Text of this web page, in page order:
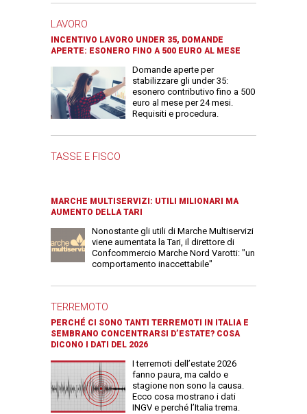
LAVORO
INCENTIVO LAVORO UNDER 35, DOMANDE
APERTE: ESONERO FINO A 500 EURO AL MESE
Domande aperte per
stabilizzare gli under 35:
esonero contributivo fino a 500
euro al mese per 24 mesi.
Requisiti e procedura.
TASSE E FISCO
MARCHE MULTISERVIZI: UTILI MILIONARI MA
AUMENTO DELLA TARI
Nonostante gli utili di Marche Multiservizi
viene aumentata la Tari, il direttore di
Confcommercio Marche Nord Varotti: "un
comportamento inaccettabile"
TERREMOTO
PERCHÉ CI SONO TANTI TERREMOTI IN ITALIA E
SEMBRANO CONCENTRARSI D’ESTATE? COSA
DICONO I DATI DEL 2026
I terremoti dell’estate 2026
fanno paura, ma caldo e
stagione non sono la causa.
Ecco cosa mostrano i dati
INGV e perché l’Italia trema.